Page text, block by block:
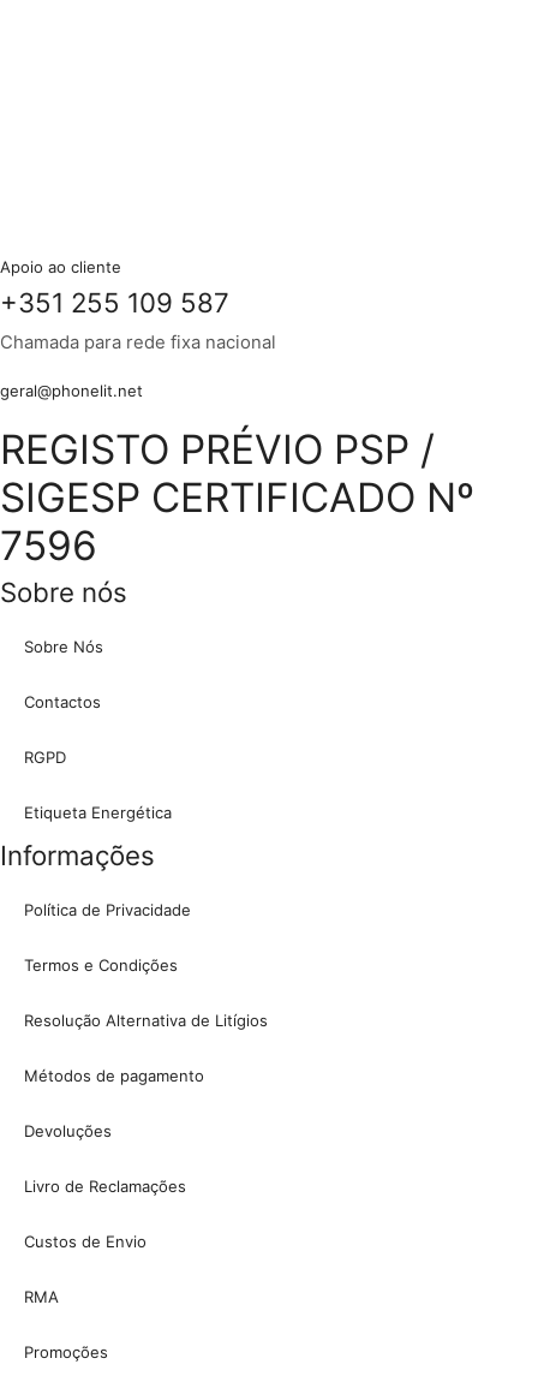
Apoio ao cliente
+351 255 109 587
Chamada para rede fixa nacional
geral@phonelit.net
Facebook
Instagram
LinkedinWhatsapp
REGISTO PRÉVIO PSP /
SIGESP CERTIFICADO Nº
7596
Sobre nós
Sobre Nós
Contactos
RGPD
Etiqueta Energética
Informações
Política de Privacidade
Termos e Condições
Resolução Alternativa de Litígios
Métodos de pagamento
Devoluções
Livro de Reclamações
Custos de Envio
RMA
Promoções